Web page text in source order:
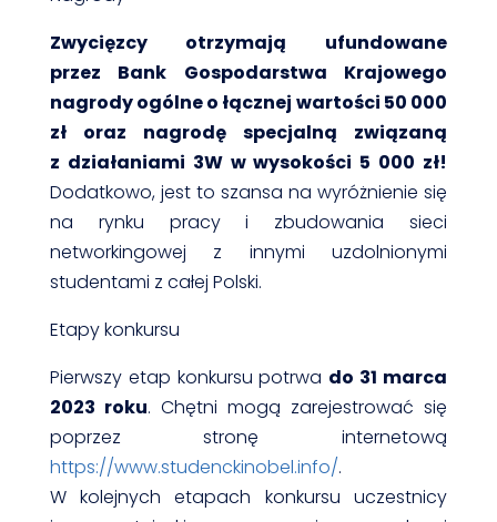
Zwycięzcy otrzymają ufundowane
przez Bank Gospodarstwa Krajowego
nagrody ogólne o łącznej wartości 50 000
zł oraz nagrodę specjalną związaną
z działaniami 3W w wysokości 5 000 zł!
Dodatkowo, jest to szansa na wyróżnienie się
na rynku pracy i zbudowania sieci
networkingowej z innymi uzdolnionymi
studentami z całej Polski.
Etapy konkursu
Pierwszy etap konkursu potrwa do 31 marca
2023 roku. Chętni mogą zarejestrować się
poprzez stronę internetową
https://www.studenckinobel.info/.
W kolejnych etapach konkursu uczestnicy